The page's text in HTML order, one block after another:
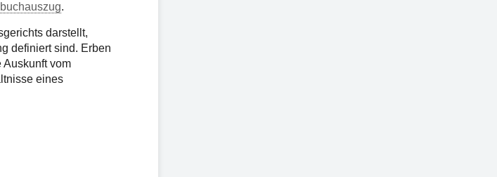
.
darstellt,
definiert sind. Erben
Auskunft vom
eines